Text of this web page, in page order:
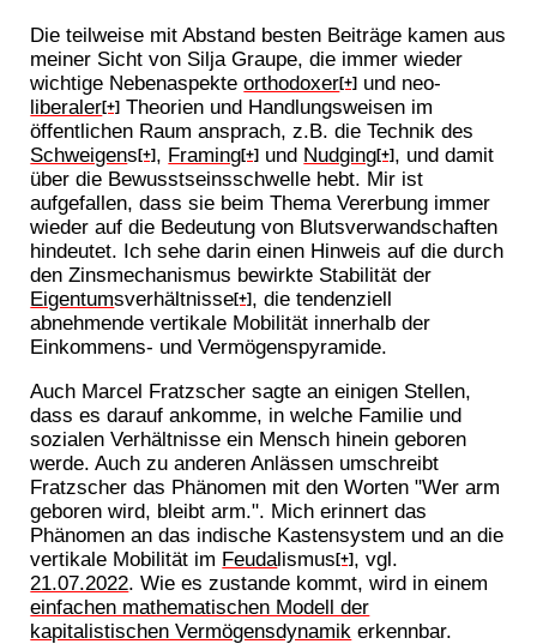
Die teilweise mit Abstand besten Beiträge kamen aus
meiner Sicht von Silja Graupe, die immer wieder
wichtige Nebenaspekteorthodoxer[+] und neo-
liberaler[+] Theorien und Handlungsweisen im
öffentlichen Raum ansprach, z.B. die Technik des
Schweigens[+], Framing[+] und Nudging[+], und damit
über die Bewusstseinsschwelle hebt. Mir ist
aufgefallen, dass sie beim Thema Vererbung immer
wieder auf die Bedeutung von Blutsverwandschaften
hindeutet. Ich sehe darin einen Hinweis auf die durch
den Zinsmechanismus bewirkte Stabilität der
Eigentumsverhältnisse[+], die tendenziell
abnehmende vertikale Mobilität innerhalb der
Einkommens- und Vermögenspyramide.
Auch Marcel Fratzscher sagte an einigen Stellen,
dass es darauf ankomme, in welche Familie und
sozialen Verhältnisse ein Mensch hinein geboren
werde. Auch zu anderen Anlässen umschreibt
Fratzscher das Phänomen mit den Worten "Wer arm
geboren wird, bleibt arm.". Mich erinnert das
Phänomen an das indische Kastensystem und an die
vertikale Mobilität im Feudalismus[+], vgl.
21.07.2022. Wie es zustande kommt, wird in einem
einfachen mathematischen Modell der
kapitalistischen Vermögensdynamik erkennbar.